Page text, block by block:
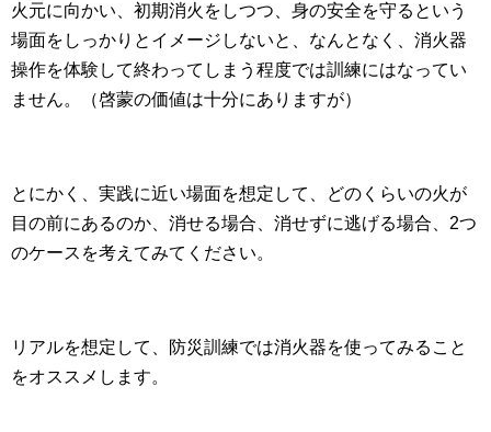
火元に向かい、初期消火をしつつ、身の安全を守るという
場面をしっかりとイメージしないと、なんとなく、消火器
操作を体験して終わってしまう程度では訓練にはなってい
ません。（啓蒙の価値は十分にありますが）
とにかく、実践に近い場面を想定して、どのくらいの火が
目の前にあるのか、消せる場合、消せずに逃げる場合、2つ
のケースを考えてみてください。
リアルを想定して、防災訓練では消火器を使ってみること
をオススメします。